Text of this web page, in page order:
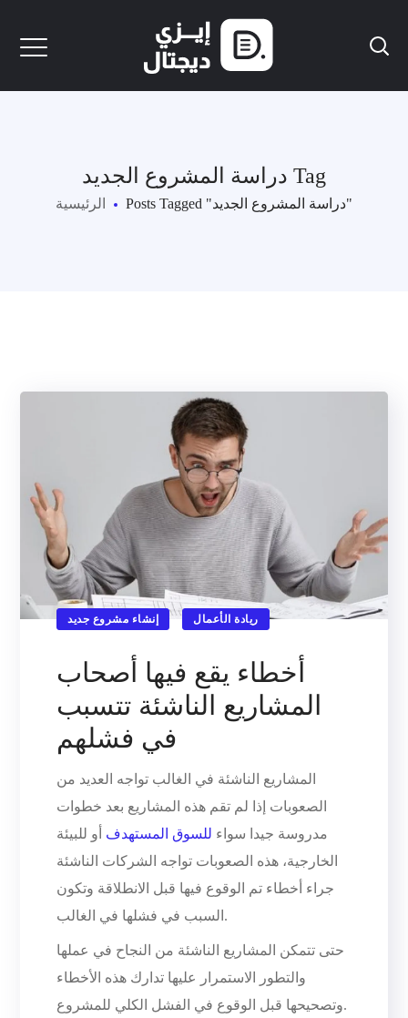
دراسة المشروع الجديد Tag
الرئيسية Posts Tagged "دراسة المشروع الجديد"
إنشاء مشروع جديد ريادة الأعمال
أخطاء يقع فيها أصحاب
المشاريع الناشئة تتسبب
في فشلهم
المشاريع الناشئة في الغالب تواجه العديد من
الصعوبات إذا لم تقم هذه المشاريع بعد خطوات
مدروسة جيدا سواء للسوق المستهدف أو للبيئة
الخارجية، هذه الصعوبات تواجه الشركات الناشئة
جراء أخطاء تم الوقوع فيها قبل الانطلاقة وتكون
السبب في فشلها في الغالب.
حتى تتمكن المشاريع الناشئة من النجاح في عملها
والتطور الاستمرار عليها تدارك هذه الأخطاء
وتصحيحها قبل الوقوع في الفشل الكلي للمشروع.